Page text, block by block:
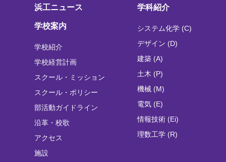
浜工ニュース
学校案内
学校紹介
学校経営計画
スクール・ミッション
スクール・ポリシー
部活動ガイドライン
沿革・校歌
アクセス
施設
学科紹介
システム化学 (C)
デザイン (D)
建築 (A)
土木 (P)
機械 (M)
電気 (E)
情報技術 (Ei)
理数工学 (R)